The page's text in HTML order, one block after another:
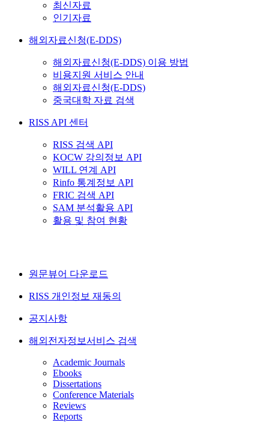
최신자료
인기자료
해외자료신청(E-DDS)
해외자료신청(E-DDS) 이용 방법
비용지원 서비스 안내
해외자료신청(E-DDS)
중국대학 자료 검색
RISS API 센터
RISS 검색 API
KOCW 강의정보 API
WILL 연계 API
Rinfo 통계정보 API
FRIC 검색 API
SAM 분석활용 API
활용 및 참여 현황
원문뷰어 다운로드
RISS 개인정보 재동의
공지사항
해외전자정보서비스 검색
Academic Journals
Ebooks
Dissertations
Conference Materials
Reviews
Reports